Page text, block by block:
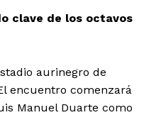
clave de los octavos
aurinegro de
encuentro comenzará
Manuel Duarte como